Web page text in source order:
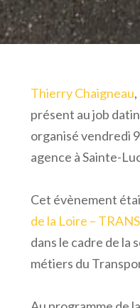
Thierry Chaigneau
présent au job
organisé vendredi
agence à Sainte-
Cet évènement
de la Loire –
dans le cadre de la
métiers du